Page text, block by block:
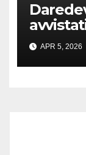
di New
APR 5, 2026